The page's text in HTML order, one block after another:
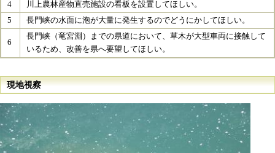
4
川上農林産物直売施設の看板を設置してほしい。​
5
長門峡の水面に泡が大量に発生するのでどうにかしてほしい。​
6
​長門峡（竜宮淵）までの県道において、草木が大型車両に接触して
いるため、改善を県へ要望してほしい。
現地視察